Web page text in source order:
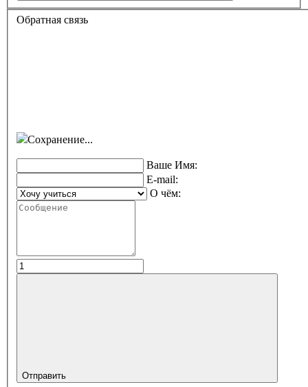
Обратная связь
Сохранение...
Ваше Имя:
E-mail:
О чём:
Отправить